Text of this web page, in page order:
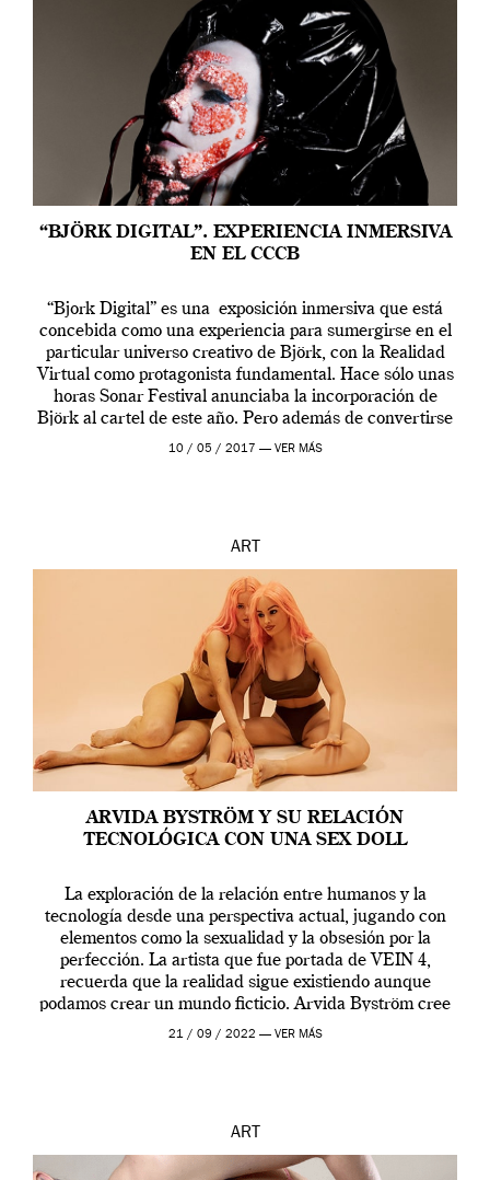
“BJÖRK DIGITAL”. EXPERIENCIA INMERSIVA
EN EL CCCB
“Bjork Digital” es una exposición inmersiva que está
concebida como una experiencia para sumergirse en el
particular universo creativo de Björk, con la Realidad
Virtual como protagonista fundamental. Hace sólo unas
horas Sonar Festival anunciaba la incorporación de
Björk al cartel de este año. Pero además de convertirse
en una de las actuaciones más relevantes […]
10 / 05 / 2017 — VER MÁS
ART
ARVIDA BYSTRÖM Y SU RELACIÓN
TECNOLÓGICA CON UNA SEX DOLL
La exploración de la relación entre humanos y la
tecnología desde una perspectiva actual, jugando con
elementos como la sexualidad y la obsesión por la
perfección. La artista que fue portada de VEIN 4,
recuerda que la realidad sigue existiendo aunque
podamos crear un mundo ficticio. Arvida Byström cree
que los humanos tienen un complejo […]
21 / 09 / 2022 — VER MÁS
ART